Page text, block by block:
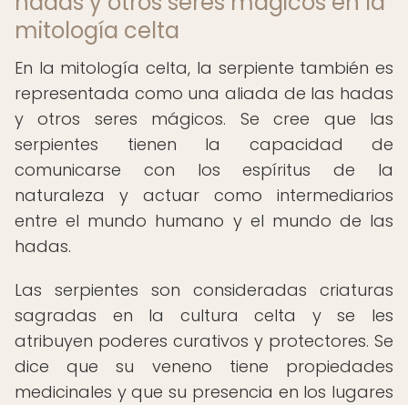
mitología celta
En la mitología celta, la serpiente también es
representada como una aliada de las hadas
y otros seres mágicos. Se cree que las
serpientes tienen la capacidad de
comunicarse con los espíritus de la
naturaleza y actuar como intermediarios
entre el mundo humano y el mundo de las
hadas.
Las serpientes son consideradas criaturas
sagradas en la cultura celta y se les
atribuyen poderes curativos y protectores. Se
dice que su veneno tiene propiedades
medicinales y que su presencia en los lugares